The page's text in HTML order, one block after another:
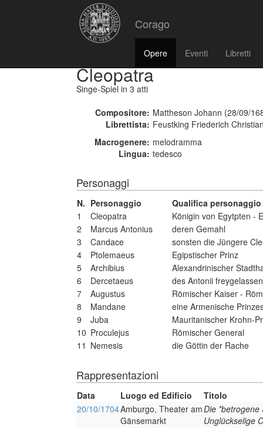
Corago
Opere Eventi Libretti
Cleopatra
Singe-Spiel in 3 atti
Compositore: Mattheson Johann (28/09/
Librettista: Feustking Friederich
Macrogenere: melodramma
Lingua: tedesco
Personaggi
N. Personaggio
Qualifica personaggio
1
Cleopatra
Königin von Egytpten -
2
Marcus Antonius
deren Gemahl
3
Candace
sonsten die Jüngere
4
Ptolemaeus
Egipstischer Prinz
5
Archibius
Alexandrinischer
6
Dercetaeus
des Antonii
7
Augustus
Römischer Kaiser -
8
Mandane
eine Armenische
9
Juba
Mauritanischer Krohn-
10 Proculejus
Römischer General
11 Nemesis die Göttin der Rache
Rappresentazioni
Data Luogo ed Edificio
Titolo
20/10/1704Amburgo, Theater am
Gänsemarkt
Die *betrogene
Unglückselige